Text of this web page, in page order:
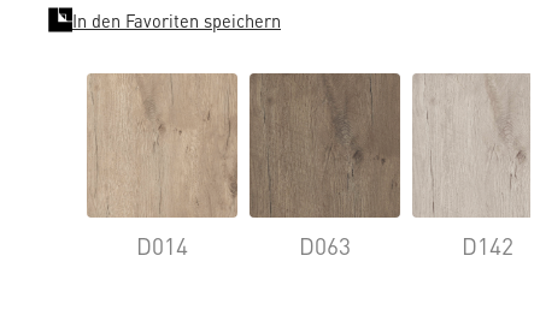
In den Favoriten speichern
D014 D063 D142